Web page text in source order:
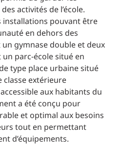
activités de l’école.
installations pouvant être
en dehors des
gymnase double et deux
parc-école situé en
type place urbaine situé
classe extérieure
aux habitants du
a été conçu pour
et optimal aux besoins
tout en permettant
d’équipements.